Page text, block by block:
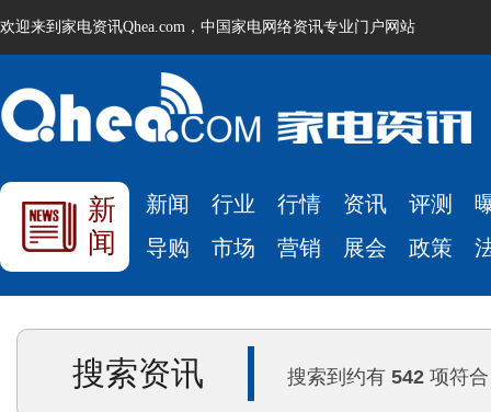
欢迎来到家电资讯Qhea.com，中国家电网络资讯专业门户网站
新
闻
新闻 行业 行情 资讯 评测
导购
市场 营销 展会 政策
搜索资讯 搜索到约有 542 项符合